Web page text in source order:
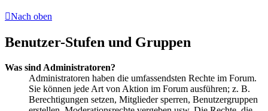
Nach oben
Benutzer-Stufen und Gruppen
Was sind Administratoren?
Administratoren haben die umfassendsten Rechte im Forum.
Sie können jede Art von Aktion im Forum ausführen; z. B.
Berechtigungen setzen, Mitglieder sperren, Benutzergruppen